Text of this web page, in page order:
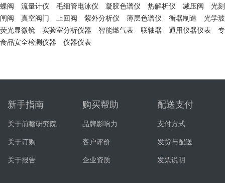
蝶阀
流量计仪 毛细管电泳仪 凝胶色谱仪 热解析仪 减压阀
光
闸阀
真空阀门 止回阀 紫外分析仪 薄层色谱仪 衡器制造
光学
荧光显微镜
实验室分析仪器 智能燃气表 联轴器 通用仪器仪表
食品安全检测仪器
仪器仪表
新手指南
关于前瞻研究院
关于订购
关于报告
购买帮助
品牌影响力
客户评价
企业资质
配送支付
支付方式
发货与配送
发票说明